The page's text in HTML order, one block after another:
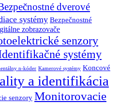
dverové
systémy Bezpečnostné
zobrazovače
senzory
systémy
n-kóder Kamerové systémy Koncové
a identifikácia
senzory Monitorovacie